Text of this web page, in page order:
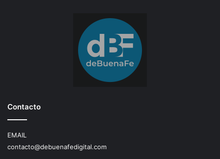
Contacto
EMAIL
contacto@debuenafedigital.com